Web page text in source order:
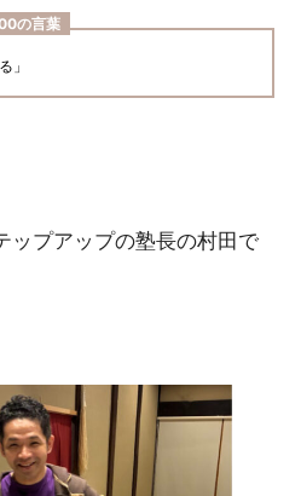
の言葉
」
ップアップの塾長の村田で